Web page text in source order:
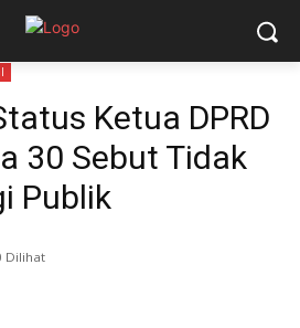
Ketua DPRD
30 Sebut Tidak
Publik
Dilihat